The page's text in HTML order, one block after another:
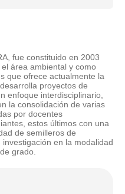
fue constituido en 2003
área ambiental y como
que ofrece actualmente la
proyectos de
enfoque interdisciplinario,
la consolidación de varias
por docentes
estos últimos con una
de semilleros de
en la modalidad
grado.